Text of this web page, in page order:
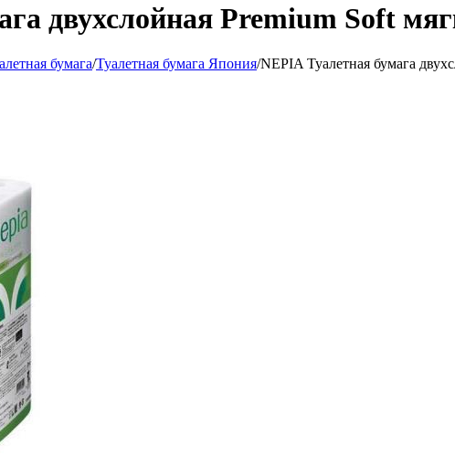
двухслойная Premium Soft
бумага/Туалетная бумага Япония/NEPIA Туалетная бумага